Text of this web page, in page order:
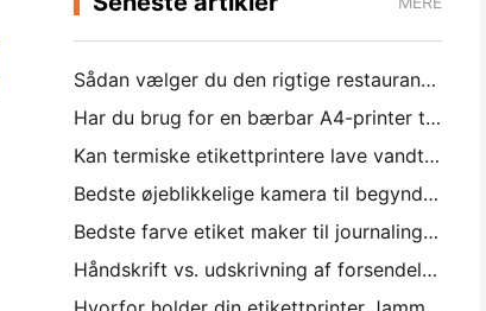
Sådan vælger du den rigtige restaurant software til din lille eller mellemstore restaurant
Har du brug for en bærbar A4-printer til lagerfakturaer? Hvad faktisk virker
Kan termiske etikettprintere lave vandtætte etiketter til små virksomhedsprodukter?
Bedste øjeblikkelige kamera til begyndere, der ikke ønsker at spilde papir
Bedste farve etiket maker til journaling og scrapbooking: føj mere farve til hver side
Håndskrift vs. udskrivning af forsendelsesetiketter: Tips til små virksomheder i 2026